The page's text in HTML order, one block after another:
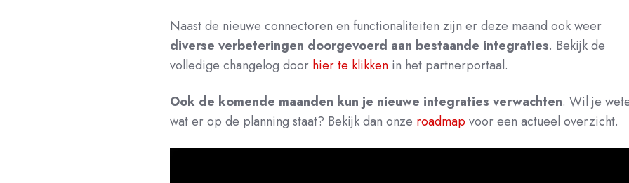
Naast de nieuwe connectoren en functionaliteiten zijn er deze maand ook weer
diverse verbeteringen doorgevoerd aan bestaande integraties. Bekijk de
volledige changelog door hier te klikken in het partnerportaal.
Ook de komende maanden kun je nieuwe integraties verwachten. Wil je
wat er op de planning staat? Bekijk dan onze roadmapvoor een actueel overzicht.